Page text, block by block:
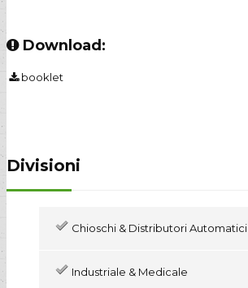
Download:
booklet
Divisioni
Chioschi & Distributori Automatici
Industriale & Medicale